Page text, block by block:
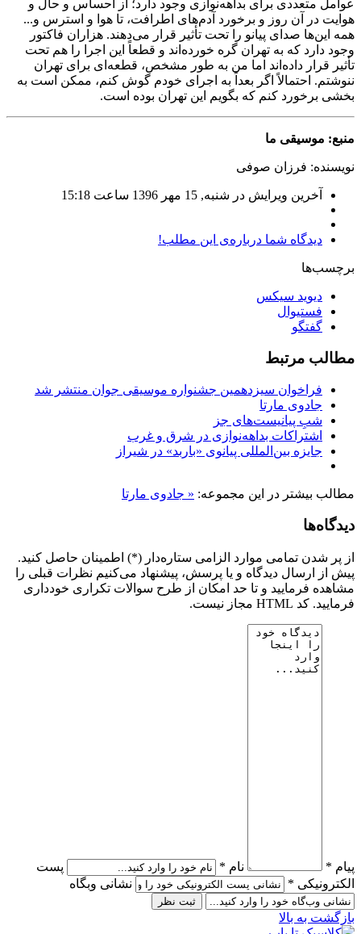
عوامل متعددی برای بداهه‌نوازی وجود دارد؛ از احساس و حال و
هوایت در آن روز و برخورد آدم‌های اطرافت، تا هوا و استرس و...
همه این‌ها صدای پیانو را تحت تأثیر قرار می‌دهند. هزاران فاکتور
وجود دارد که به تهران گره خورده‌اند و قطعاً این اجرا را هم تحت
تأثیر قرار داده‌اند اما من به طور مشخص، قطعه‌ای برای تهران
ننوشتم. احتمالاً اگر بعداً به اجرای خودم گوش کنم، ممکن است به
بخشی برخورد کنم که بگویم این تهران بوده است.
منبع: موسیقی ما
نویسنده: فرزان صوفی
آخرین ویرایش در شنبه, 15 مهر 1396 ساعت 15:18
دیدگاه شما درباره‌ی این مطلب!
برچسب‌ها
دیوید سیکس
فستیوال
گفتگو
مطالب مرتبط
فراخوان سیزدهمین جشنواره موسیقی جوان منتشر شد
جادوی مارتا
شبِ پیانیست‌های جز
اشتراکات بداهه‌نوازی در شرق و غرب
جایزه بین‌المللی پیانوی «باربد» در شیراز
مطالب بیشتر در این مجموعه: « جادوی مارتا
دیدگاه‌ها
از پر شدن تمامی موارد الزامی ستاره‌دار (*) اطمینان حاصل کنید.
پیش از ارسال دیدگاه و یا پرسش، پیشنهاد می‌کنیم نظرات قبلی را
مشاهده فرمایید و تا حد امکان از طرح سوالات تکراری خودداری
فرمایید. کد HTML مجاز نیست.
پیام * نام *
پست
الکترونیکی *
نشانی وبگاه
بازگشت به بالا